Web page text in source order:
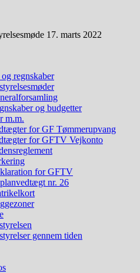
17. marts 2022
regnskaber
og budgetter
m.m.
for GF Tømmerupvang
for GFTV Vejkonto
for GFTV
nr. 26
gennem tiden